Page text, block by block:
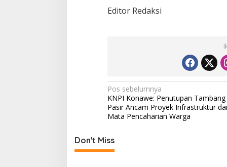
Editor Redaksi
N
a
v
g
Pos sebelumnya
KNPI Konawe: Penutupan Tambang
Pasir Ancam Proyek Infrastruktur
Mata Pencaharian Warga
Don't Miss